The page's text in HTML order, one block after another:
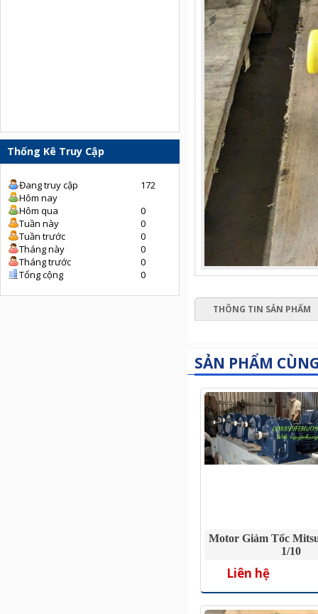
Thống Kê Truy Cập
Đang truy cập
172
Hôm nay
Hôm qua
0
Tuần này
0
Tuần trước
0
Tháng này
0
Tháng trước
0
Tổng cộng
0
THÔNG TIN SẢN PHẨM
SẢN PHẨM
Motor Giảm Tốc
1/10
Liên hệ